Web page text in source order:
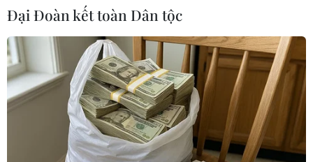
59 năm ASEAN: Hy Lạp mong muốn
phát triển hơn nữa quan hệ với
ASEAN
08/08/2026 04:43
59 năm ASEAN: Gắn kết tình hữu
nghị ASEAN tại nước Nga
Đại Đoàn kết toàn Dân tộc